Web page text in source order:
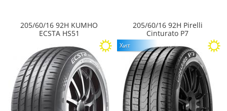
PRINX
RAZI
Roadcruza
ROADKING
ROADMARCH
Roadstone
ROADX
RockBlade
205/60/16 92H KUMHO
ECSTA HS51
205/60/16 92H Pirelli
Cinturato P7
Хит